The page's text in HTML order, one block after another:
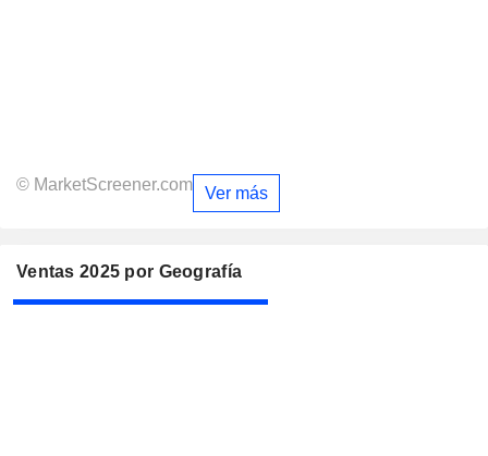
© MarketScreener.com Ver más
Ventas 2025 por Geografía